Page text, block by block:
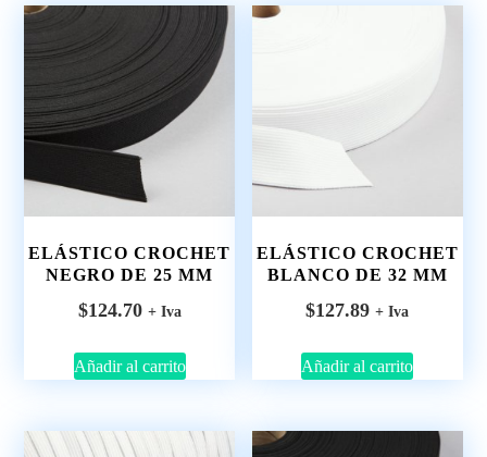
ELÁSTICO CROCHET
NEGRO DE 25 MM
$124.70 + Iva
Añadir al carrito
ELÁSTICO CROCHET
BLANCO DE 32 MM
$127.89 + Iva
Añadir al carrito